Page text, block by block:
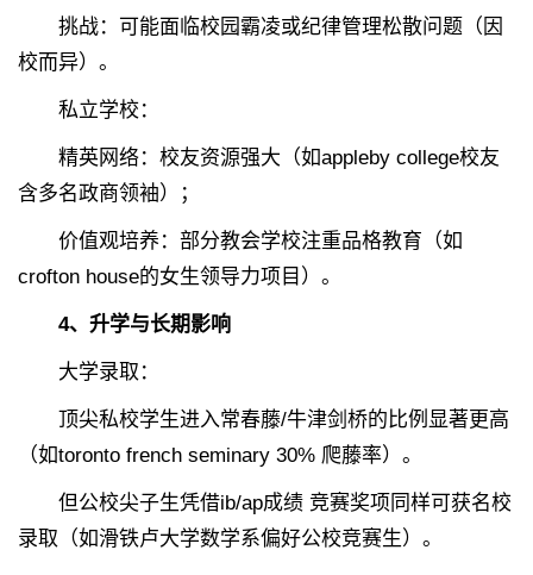
挑战：可能面临校园霸凌或纪律管理松散问题（因
校而异）。
私立学校：
精英网络：校友资源强大（如appleby college校友
含多名政商领袖）；
价值观培养：部分教会学校注重品格教育（如
crofton house的女生领导力项目）。
4、升学与长期影响
大学录取：
顶尖私校学生进入常春藤/牛津剑桥的比例显著更高
（如toronto french seminary 30% 爬藤率）。
但公校尖子生凭借ib/ap成绩 竞赛奖项同样可获名校
录取（如滑铁卢大学数学系偏好公校竞赛生）。